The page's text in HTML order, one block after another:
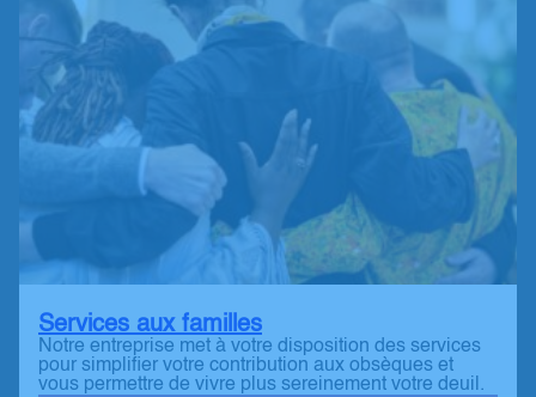
Services aux familles
Notre entreprise met à votre disposition des services
pour simplifier votre contribution aux obsèques et
vous permettre de vivre plus sereinement votre deuil.